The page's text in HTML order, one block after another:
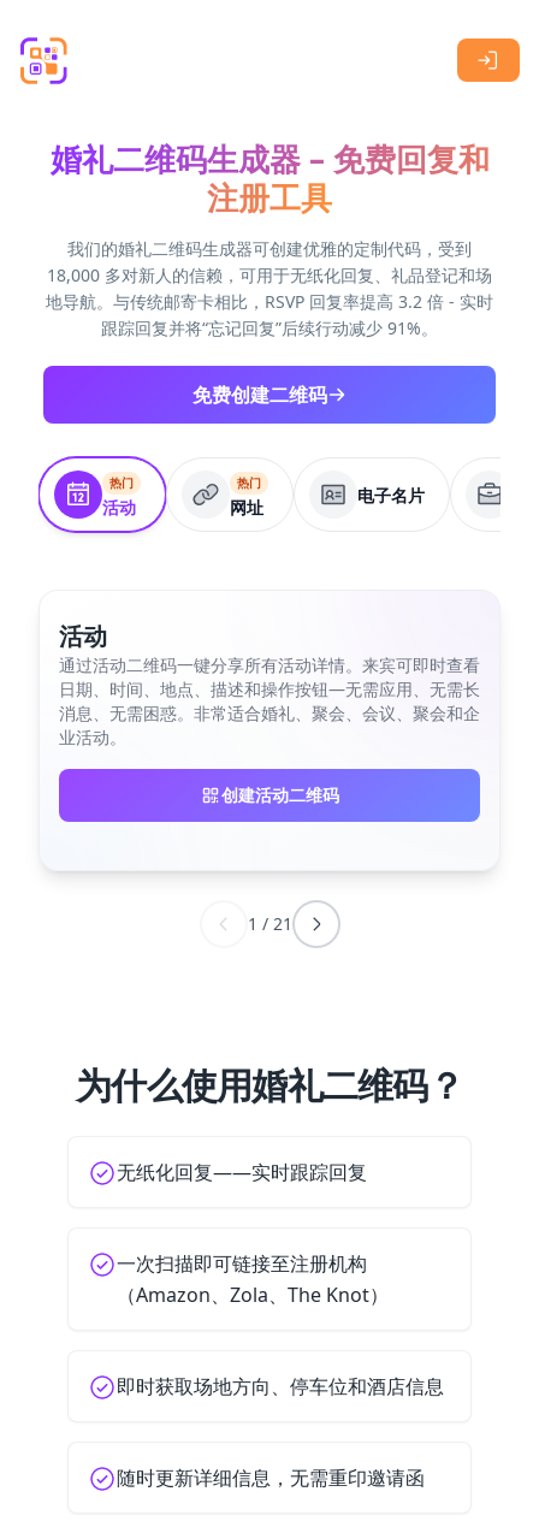
婚礼二维码生成器 – 免费回复和
注册工具
我们的婚礼二维码生成器可创建优雅的定制代码，受到
18,000 多对新人的信赖，可用于无纸化回复、礼品登记和场
地导航。与传统邮寄卡相比，RSVP 回复率提高 3.2 倍 - 实时
跟踪回复并将“忘记回复”后续行动减少 91%。
免费创建二维码
热门
活动
热门
网址
电子名片
活动
通过活动二维码一键分享所有活动详情。来宾可即时查看
日期、时间、地点、描述和操作按钮—无需应用、无需长
消息、无需困惑。非常适合婚礼、聚会、会议、聚会和企
业活动。
创建活动二维码
1 / 21
为什么使用婚礼二维码？
无纸化回复——实时跟踪回复
一次扫描即可链接至注册机构
（Amazon、Zola、The Knot）
即时获取场地方向、停车位和酒店信息
随时更新详细信息，无需重印邀请函